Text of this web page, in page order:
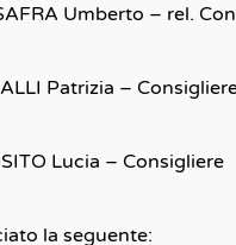
Umberto – rel.
Patrizia –
Lucia – Consigliere
la seguente: